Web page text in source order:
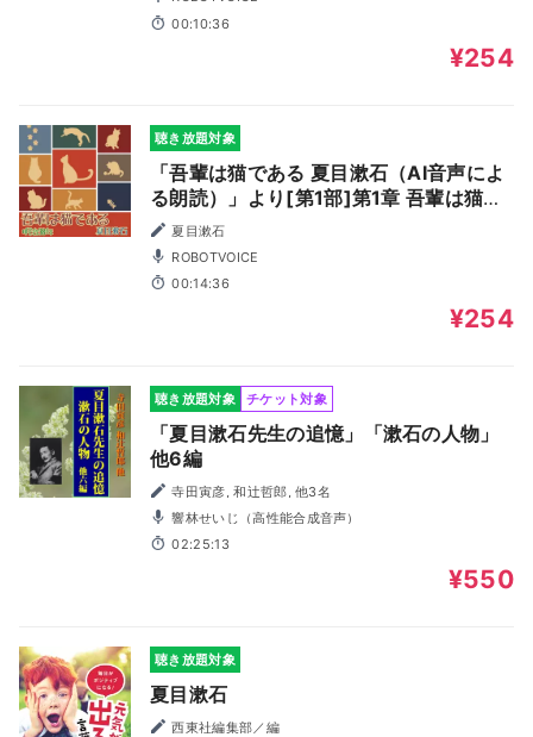
00:10:36
¥254
聴き放題対象
「吾輩は猫である 夏目漱石（AI音声によ
る朗読）」より[第1部]第1章 吾輩は猫で
ある夏目漱石
ROBOTVOICE
00:14:36
¥254
聴き放題対象 チケット対象
「夏目漱石先生の追憶」「漱石の人物」
他6編
寺田寅彦, 和辻哲郎, 他3名
響林せいじ（高性能合成音声）
02:25:13
¥550
聴き放題対象
夏目漱石
西東社編集部／編